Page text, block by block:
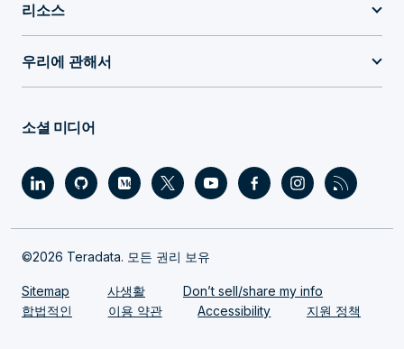
리소스
우리에 관해서
소셜 미디어
©2026 Teradata. 모든 권리 보유
Sitemap 사생활
Don’t sell/share my info
합법적인
이용 약관 Accessibility 지원 정책